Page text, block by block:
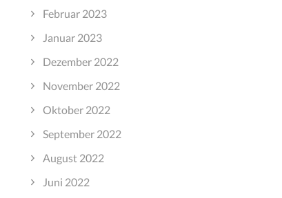
Februar 2023
Januar 2023
Dezember 2022
November 2022
Oktober 2022
September 2022
August 2022
Juni 2022